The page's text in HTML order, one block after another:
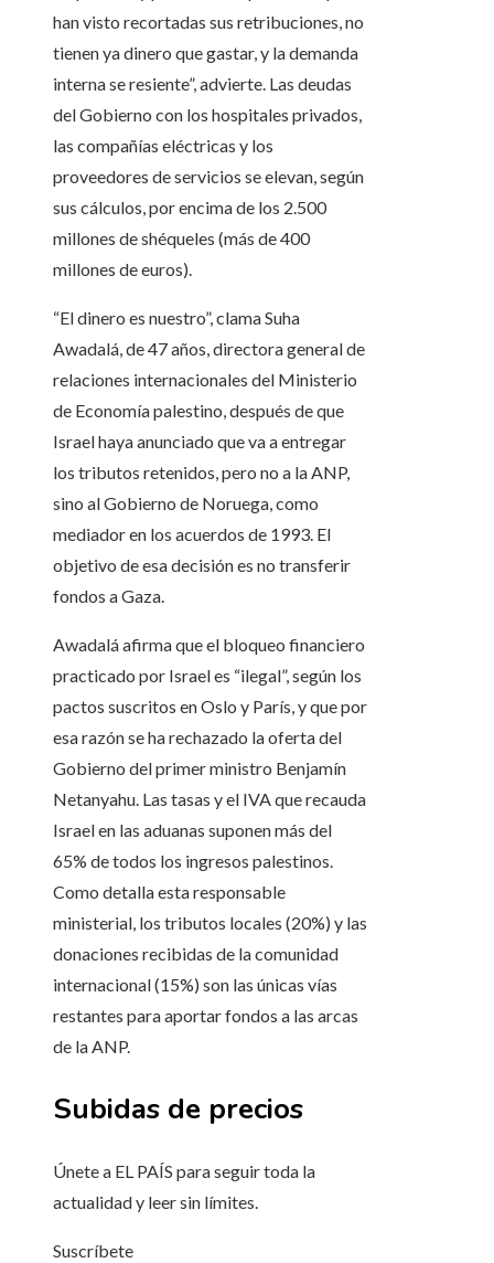
han visto recortadas sus retribuciones, no
tienen ya dinero que gastar, y la demanda
interna se resiente”, advierte. Las deudas
del Gobierno con los hospitales privados,
las compañías eléctricas y los
proveedores de servicios se elevan, según
sus cálculos, por encima de los 2.500
millones de shéqueles (más de 400
millones de euros).
“El dinero es nuestro”, clama Suha
Awadalá, de 47 años, directora general de
relaciones internacionales del Ministerio
de Economía palestino, después de que
Israel haya anunciado que va a entregar
los tributos retenidos, pero no a la ANP,
sino al Gobierno de Noruega, como
mediador en los acuerdos de 1993. El
objetivo de esa decisión es no transferir
fondos a Gaza.
Awadalá afirma que el bloqueo financiero
practicado por Israel es “ilegal”, según los
pactos suscritos en Oslo y París, y que por
esa razón se ha rechazado la oferta del
Gobierno del primer ministro Benjamín
Netanyahu. Las tasas y el IVA que recauda
Israel en las aduanas suponen más del
65% de todos los ingresos palestinos.
Como detalla esta responsable
ministerial, los tributos locales (20%) y las
donaciones recibidas de la comunidad
internacional (15%) son las únicas vías
restantes para aportar fondos a las arcas
de la ANP.
Subidas de precios
Únete a EL PAÍS para seguir toda la
actualidad y leer sin límites.
Suscríbete